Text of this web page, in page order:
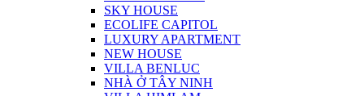
SKY HOUSE
ECOLIFE CAPITOL
LUXURY APARTMENT
NEW HOUSE
VILLA BENLUC
NHÀ Ở TÂY NINH